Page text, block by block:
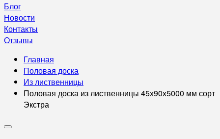
Блог
Новости
Контакты
Отзывы
Главная
Половая доска
Из лиственницы
Половая доска из лиственницы 45х90х5000 мм сорт
Экстра